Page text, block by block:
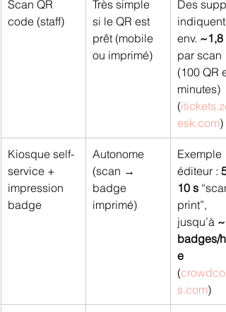
Scan QR
code (staff)
Très simple
si le QR est
prêt (mobile
ou imprimé)
Des
indiquent
env. ~1,8 s
par scan
(100 QR
minutes)
(
esk.com)
Kiosque self-
service +
impression
badge
Autonome
(scan →
badge
imprimé)
Exemple
éditeur : 5–
10 s
print”,
jusqu’à
badges/
e
(
s.com)